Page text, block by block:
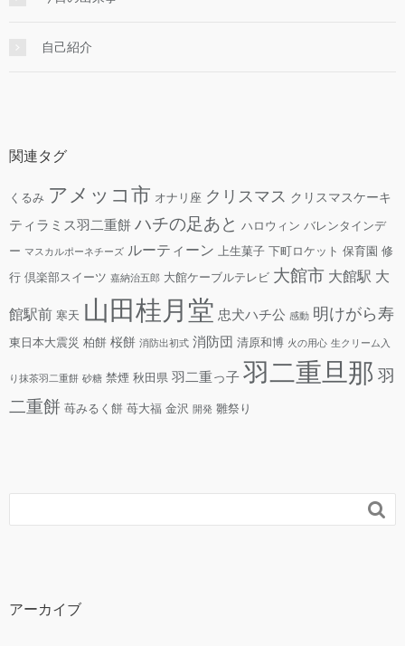
自己紹介
関連タグ
くるみ アメッコ市 オナリ座 クリスマス クリスマスケーキ
ティラミス羽二重餅 ハチの足あと ハロウィン バレンタインデ
ー マスカルポーネチーズ ルーティーン 上生菓子 下町ロケット 保育園 修
行 倶楽部スイーツ 嘉納治五郎 大館ケーブルテレビ 大館市 大館駅 大
館駅前 寒天 山田桂月堂 忠犬ハチ公 感動 明けがら寿
東日本大震災 柏餅 桜餅 消防出初式 消防団 清原和博 火の用心 生クリーム入
り抹茶羽二重餅 砂糖 禁煙 秋田県 羽二重っ子 羽二重旦那 羽
二重餅 苺みるく餅 苺大福 金沢 開発 雛祭り

アーカイブ